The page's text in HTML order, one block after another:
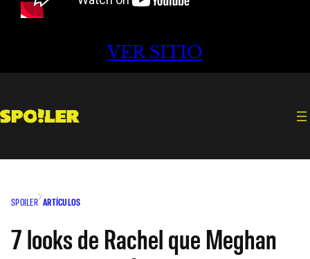
VER SITIO
SPOILER ARTÍCULOS
7 looks de Rachel que Meghan